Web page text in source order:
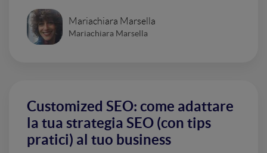
Mariachiara Marsella
Mariachiara Marsella
Customized SEO: come adattare
la tua strategia SEO (con tips
pratici) al tuo business